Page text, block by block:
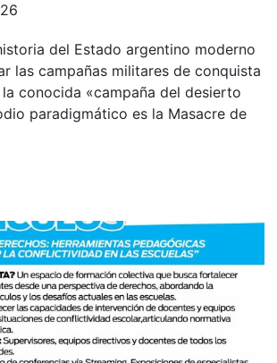
del Estado argentino moderno
las campañas militares de conquista
conocida «campaña del desierto
paradigmático es la Masacre de